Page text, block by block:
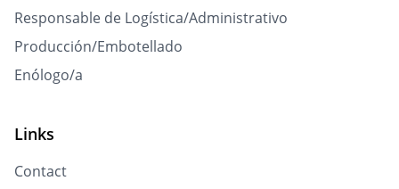
Responsable de Logística/Administrativo
Producción/Embotellado
Enólogo/a
Links
Contact